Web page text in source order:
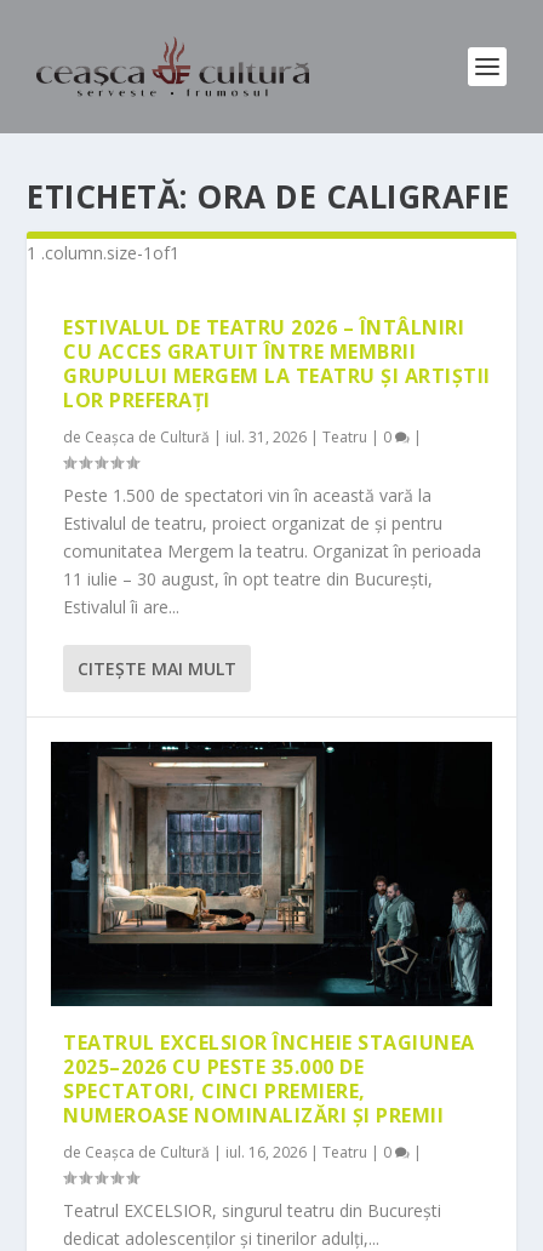
ETICHETĂ: ORA DE CALIGRAFIE
ESTIVALUL DE TEATRU 2026 – ÎNTÂLNIRI
CU ACCES GRATUIT ÎNTRE MEMBRII
GRUPULUI MERGEM LA TEATRU ȘI ARTIȘTII
LOR PREFERAȚI
de Ceașca de Cultură | iul. 31, 2026 |Teatru | 0 |
Peste 1.500 de spectatori vin în această vară la
Estivalul de teatru, proiect organizat de și pentru
comunitatea Mergem la teatru. Organizat în perioada
11 iulie – 30 august, în opt teatre din București,
Estivalul îi are...
CITEŞTE MAI MULT
TEATRUL EXCELSIOR ÎNCHEIE STAGIUNEA
2025–2026 CU PESTE 35.000 DE
SPECTATORI, CINCI PREMIERE,
NUMEROASE NOMINALIZĂRI ȘI PREMII
de Ceașca de Cultură | iul. 16, 2026 |Teatru | 0 |
Teatrul EXCELSIOR, singurul teatru din București
dedicat adolescenților și tinerilor adulți,...